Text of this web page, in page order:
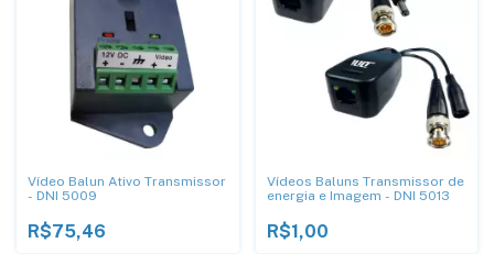
Vídeo Balun Ativo Transmissor
- DNI 5009
R$75,46
Vídeos Baluns Transmissor de
energia e Imagem - DNI 5013
R$1,00